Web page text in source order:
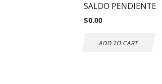
SALDO PENDIENTE
$0.00
ADD TO CART